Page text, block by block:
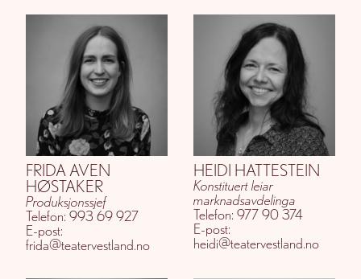
FRIDA AVEN
HØSTAKER
Produksjonssjef
Telefon: 993 69 927
E-post:
frida@teatervestland.no
HEIDI HATTESTEIN
Konstituert leiar
marknadsavdelinga
Telefon: 977 90 374
E-post:
heidi@teatervestland.no